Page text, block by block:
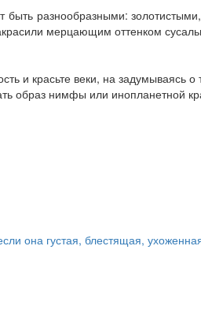
быть разнообразными:
мерцающим оттенком
и красьте веки, на
образ нимфы или инопланетной
она густая, блестящая,